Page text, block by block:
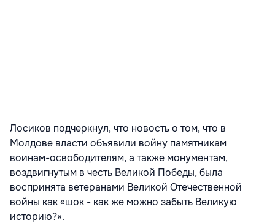
Лосиков подчеркнул, что новость о том, что в
Молдове власти объявили войну памятникам
воинам-освободителям, а также монументам,
воздвигнутым в честь Великой Победы, была
воспринята ветеранами Великой Отечественной
войны как «шок - как же можно забыть Великую
историю?».